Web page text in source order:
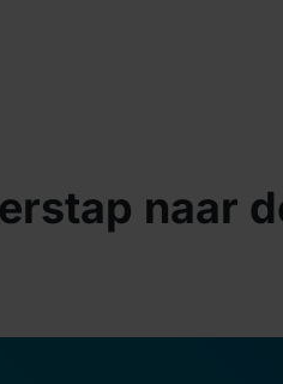
naar